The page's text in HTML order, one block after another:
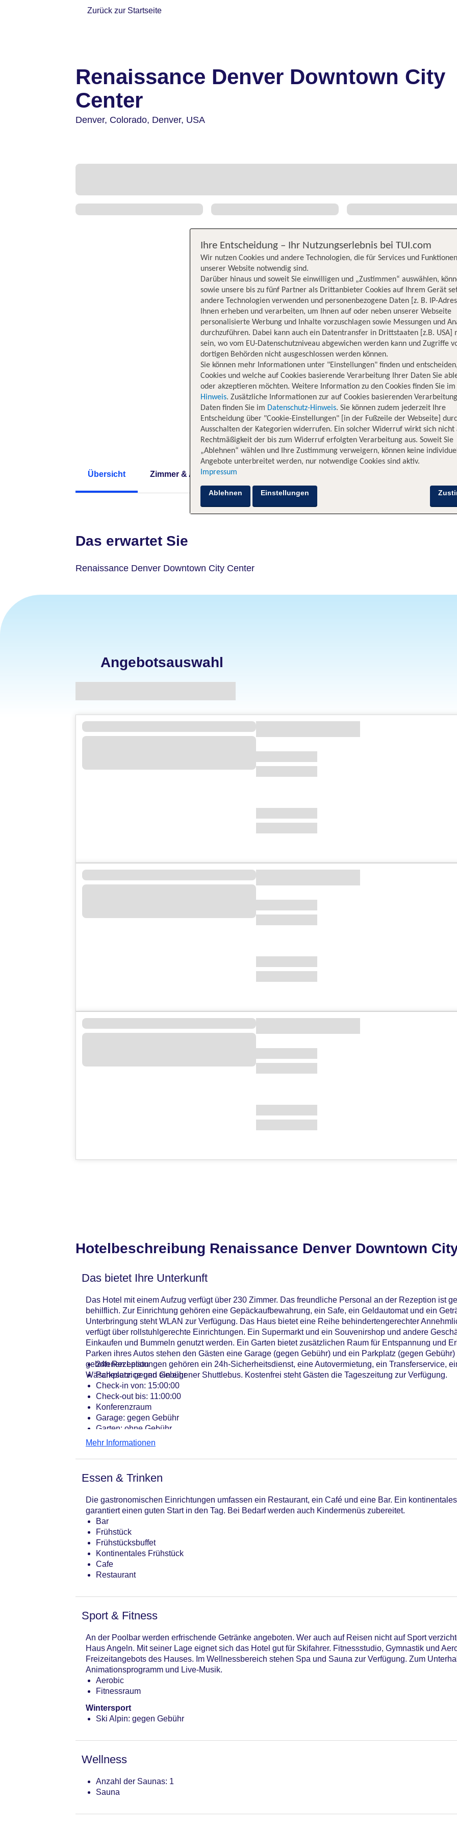
Zurück zur Startseite
Renaissance Denver Downtown City
Center
Denver, Colorado, Denver, USA
Übersicht Zimmer & Angebote
Das erwartet Sie
Renaissance Denver Downtown City Center
Angebotsauswahl
Hotelbeschreibung Renaissance Denver Downtown
Das bietet Ihre Unterkunft
Das Hotel mit einem Aufzug verfügt über 230 Zimmer. Das freundliche Personal an der Rezeption ist
behilflich. Zur Einrichtung gehören eine Gepäckaufbewahrung, ein Safe, ein Geldautomat und ein
Unterbringung steht WLAN zur Verfügung. Das Haus bietet eine Reihe behindertengerechter
verfügt über rollstuhlgerechte Einrichtungen. Ein Supermarkt und ein Souvenirshop und andere
Einkaufen und Bummeln genutzt werden. Ein Garten bietet zusätzlichen Raum für Entspannung und
Parken ihres Autos stehen den Gästen eine Garage (gegen Gebühr) und ein Parkplatz (gegen
gebotenen Leistungen gehören ein 24h-Sicherheitsdienst, eine Autovermietung, ein Transferservice,
Wäscheservice und ein eigener Shuttlebus. Kostenfrei steht Gästen die Tageszeitung zur Verfügung.
24h Rezeption
Parkplatz: gegen Gebühr
Check-in von: 15:00:00
Check-out bis: 11:00:00
Konferenzraum
Garage: gegen Gebühr
Garten: ohne Gebühr
Hotelsafe
Lift
Anzahl der Aufzüge: 1
Zimmerservice
Gesamtanzahl der Zimmer: 230
Landeskategorie: 4 Sterne
Mehr Informationen
Essen & Trinken
Die gastronomischen Einrichtungen umfassen ein Restaurant, ein Café und eine Bar. Ein
garantiert einen guten Start in den Tag. Bei Bedarf werden auch Kindermenüs zubereitet.
Bar
Frühstück
Frühstücksbuffet
Kontinentales Frühstück
Cafe
Restaurant
Sport & Fitness
An der Poolbar werden erfrischende Getränke angeboten. Wer auch auf Reisen nicht auf Sport
Haus Angeln. Mit seiner Lage eignet sich das Hotel gut für Skifahrer. Fitnessstudio, Gymnastik und
Freizeitangebots des Hauses. Im Wellnessbereich stehen Spa und Sauna zur Verfügung. Zum
Animationsprogramm und Live-Musik.
Aerobic
Fitnessraum
Wintersport
Ski Alpin: gegen Gebühr
Wellness
Anzahl der Saunas: 1
Sauna
Ihre Entscheidung – Ihr Nutzungserlebnis bei TUI.com
Wir nutzen Cookies und andere Technologien, die für Services und
unserer Website notwendig sind.
Darüber hinaus und soweit Sie einwilligen und „Zustimmen“ auswählen,
sowie unsere bis zu fünf Partner als Drittanbieter Cookies auf Ihrem Gerät
andere Technologien verwenden und personenbezogene Daten [z. B. IP-
Ihnen erheben und verarbeiten, um Ihnen auf oder neben unserer Webseite
personalisierte Werbung und Inhalte vorzuschlagen sowie Messungen und
durchzuführen. Dabei kann auch ein Datentransfer in Drittstaaten [z.B. USA]
sein, wo vom EU-Datenschutzniveau abgewichen werden kann und Zugriffe
dortigen Behörden nicht ausgeschlossen werden können.
Sie können mehr Informationen unter "Einstellungen" finden und
Cookies und welche auf Cookies basierende Verarbeitung Ihrer Daten Sie
oder akzeptieren möchten. Weitere Information zu den Cookies finden Sie im
Hinweis. Zusätzliche Informationen zur auf Cookies basierenden
Daten finden Sie im Datenschutz-Hinweis. Sie können zudem jederzeit Ihre
Entscheidung über "Cookie-Einstellungen" [in der Fußzeile der Webseite]
Ausschalten der Kategorien widerrufen. Ein solcher Widerruf wirkt sich nicht
Rechtmäßigkeit der bis zum Widerruf erfolgten Verarbeitung aus. Soweit Sie
„Ablehnen“ wählen und Ihre Zustimmung verweigern, können keine
Angebote unterbreitet werden, nur notwendige Cookies sind aktiv.
Impressum
Ablehnen Einstellungen